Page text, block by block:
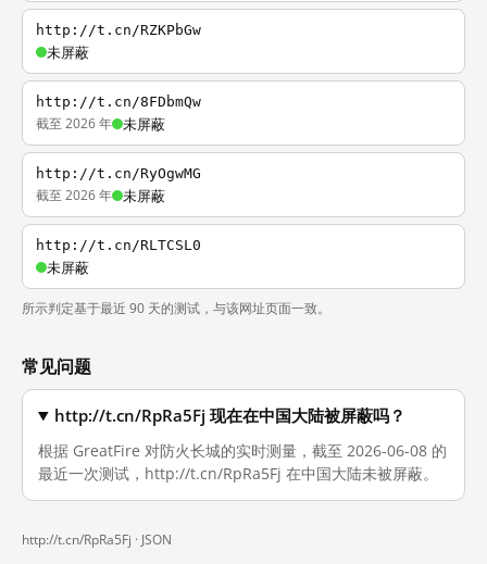
http://t.cn/RZKPbGw
未屏蔽
http://t.cn/8FDbmQw
截至 2026 年 未屏蔽
http://t.cn/RyOgwMG
截至 2026 年 未屏蔽
http://t.cn/RLTCSL0
未屏蔽
所示判定基于最近 90 天的测试，与该网址页面一致。
常见问题
http://t.cn/RpRa5Fj 现在在中国大陆被屏蔽吗？
根据 GreatFire 对防火长城的实时测量，截至 2026-06-08 的
最近一次测试，http://t.cn/RpRa5Fj 在中国大陆未被屏蔽。
http://t.cn/RpRa5Fj · JSON